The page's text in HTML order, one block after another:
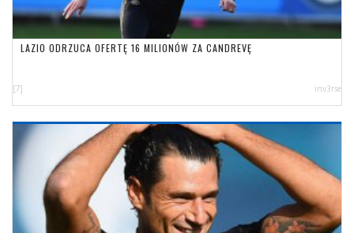
LAZIO ODRZUCA OFERTĘ 16 MILIONÓW ZA CANDREVĘ
[7] inv3rse